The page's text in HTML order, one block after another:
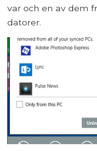
var och en av dem
datorer.